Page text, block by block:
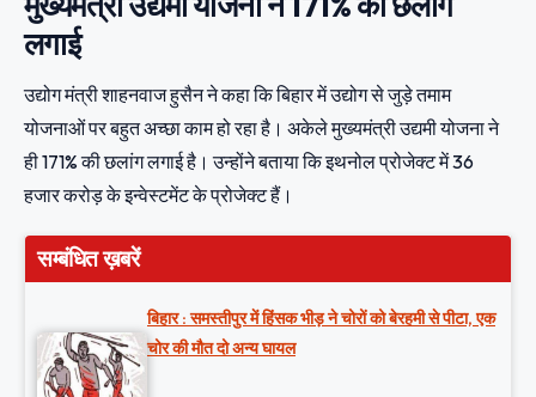
लगाई
उद्योग मंत्री शाहनवाज हुसैन ने कहा कि बिहार में उद्योग से जुड़े तमाम
योजनाओं पर बहुत अच्छा काम हो रहा है। अकेले मुख्यमंत्री उद्यमी योजना ने
ही 171% की छलांग लगाई है। उन्होंने बताया कि इथनोल प्रोजेक्ट में 36
हजार करोड़ के इन्वेस्टमेंट के प्रोजेक्ट हैं।
सम्बंधित ख़बरें
बिहार : समस्तीपुर में हिंसक भीड़ ने चोरों को बेरहमी से पीटा, एक
चोर की मौत दो अन्य घायल